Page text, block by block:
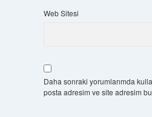
Web Sitesi
Daha sonraki yorumlarımda
posta adresim ve site adresim